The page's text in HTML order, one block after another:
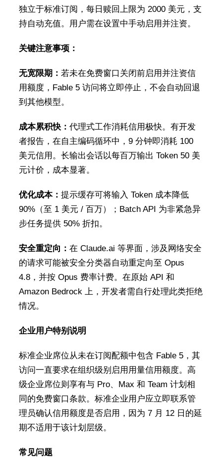
独立于标准订阅，每日赎回上限为 2000 美元，支
持自动充值。用户需在设置中手动启用并注资。
关键注意事项：
无宽限期： 若未在免费窗口关闭前启用并注资信
用额度，Fable 5 访问将立即停止，不会自动回退
到其他模型。
成本累积快： 代理式工作消耗信用极快。有开发
者报告，在自主编码循环中，9 分钟即消耗 100
美元信用。长输出会话以每百万输出 Token 50 美
元计价，成本显著。
优化成本： 提示缓存可将输入 Token 成本降低
90%（至 1 美元 / 百万）；Batch API 为非紧急异
步任务提供 50% 折扣。
安全重定向： 在 Claude.ai 等界面，涉及网络安全
的请求可能被安全分类器自动重定向至 Opus
4.8，并按 Opus 费率计费。在原始 API 和
Amazon Bedrock 上，开发者需自行处理此类拒绝
情况。
企业用户特别说明
标准企业席位从未在订阅配额中包含 Fable 5，其
访问一直要求在组织级别启用用量信用额度。高
级企业席位则享有与 Pro、Max 和 Team 计划相
同的免费窗口条款。标准企业用户应立即联系管
理员确认信用额度是否启用，因为 7 月 12 日的延
期不适用于该计划层级。
常见问题